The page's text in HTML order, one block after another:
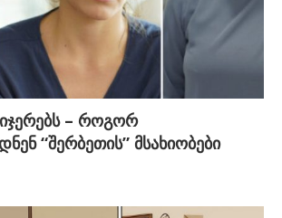
– როგორ
“შერბეთის” მსახიობები